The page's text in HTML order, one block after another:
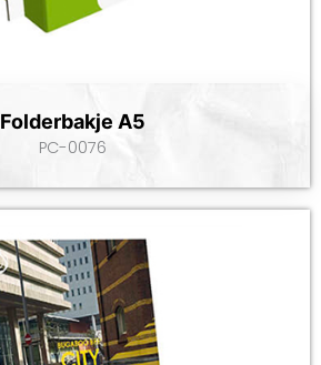
Folderbakje A5
PC-0076